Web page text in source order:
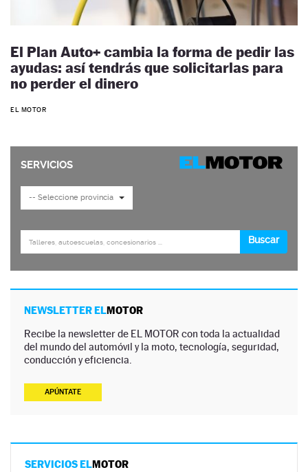
El Plan Auto+ cambia la forma de pedir las
ayudas: así tendrás que solicitarlas para
no perder el dinero
EL MOTOR
NEWSLETTER ELMOTOR
Recibe la newsletter de EL MOTOR con toda la actualidad
del mundo del automóvil y la moto, tecnología, seguridad,
conducción y eficiencia.
APÚNTATE
SERVICIOS ELMOTOR